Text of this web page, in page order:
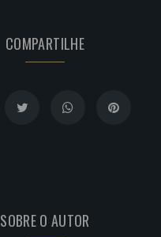
COMPARTILHE
SOBRE O AUTOR